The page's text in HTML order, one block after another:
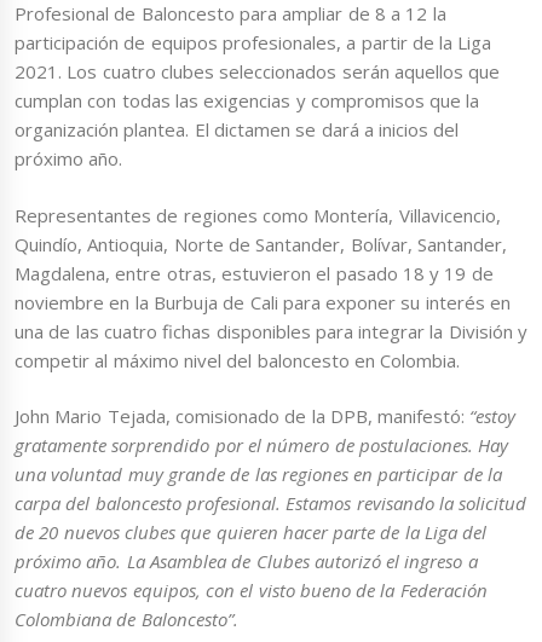
Profesional de Baloncesto para ampliar de 8 a 12 la
participación de equipos profesionales, a partir de la Liga
2021. Los cuatro clubes seleccionados serán aquellos que
cumplan con todas las exigencias y compromisos que la
organización plantea. El dictamen se dará a inicios del
próximo año.
Representantes de regiones como Montería, Villavicencio,
Quindío, Antioquia, Norte de Santander, Bolívar, Santander,
Magdalena, entre otras, estuvieron el pasado 18 y 19 de
noviembre en la Burbuja de Cali para exponer su interés en
una de las cuatro fichas disponibles para integrar la División y
competir al máximo nivel del baloncesto en Colombia.
John Mario Tejada, comisionado de la DPB, manifestó: “estoy
gratamente sorprendido por el número de postulaciones. Hay
una voluntad muy grande de las regiones en participar de la
carpa del baloncesto profesional. Estamos revisando la solicitud
de 20 nuevos clubes que quieren hacer parte de la Liga del
próximo año. La Asamblea de Clubes autorizó el ingreso a
cuatro nuevos equipos, con el visto bueno de la Federación
Colombiana de Baloncesto”.